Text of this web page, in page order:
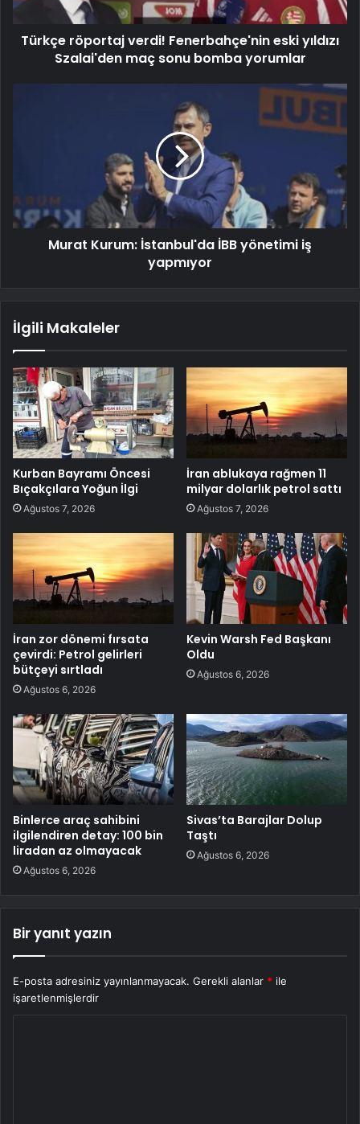
Türkçe röportaj verdi! Fenerbahçe'nin eski yıldızı
Szalai'den maç sonu bomba yorumlar
Murat Kurum: İstanbul'da İBB yönetimi iş
yapmıyor
İlgili Makaleler
Kurban Bayramı Öncesi
Bıçakçılara Yoğun İlgi
Ağustos 7, 2026
İran ablukaya rağmen 11
milyar dolarlık petrol sattı
Ağustos 7, 2026
İran zor dönemi fırsata
çevirdi: Petrol gelirleri
bütçeyi sırtladı
Ağustos 6, 2026
Kevin Warsh Fed Başkanı
Oldu
Ağustos 6, 2026
Binlerce araç sahibini
ilgilendiren detay: 100 bin
liradan az olmayacak
Ağustos 6, 2026
Sivas’ta Barajlar Dolup
Taştı
Ağustos 6, 2026
Bir yanıt yazın
E-posta adresiniz yayınlanmayacak. Gerekli alanlar * ile
işaretlenmişlerdir